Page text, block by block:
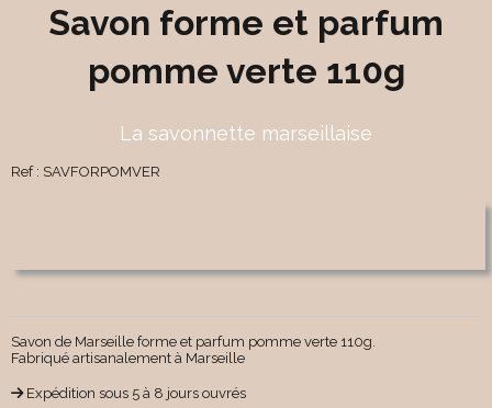
Savon forme et parfum
pomme verte 110g
La savonnette marseillaise
Ref : SAVFORPOMVER
Savon de Marseille forme et parfum pomme verte 110g.
Fabriqué artisanalement à Marseille
Expédition sous 5 à 8 jours ouvrés